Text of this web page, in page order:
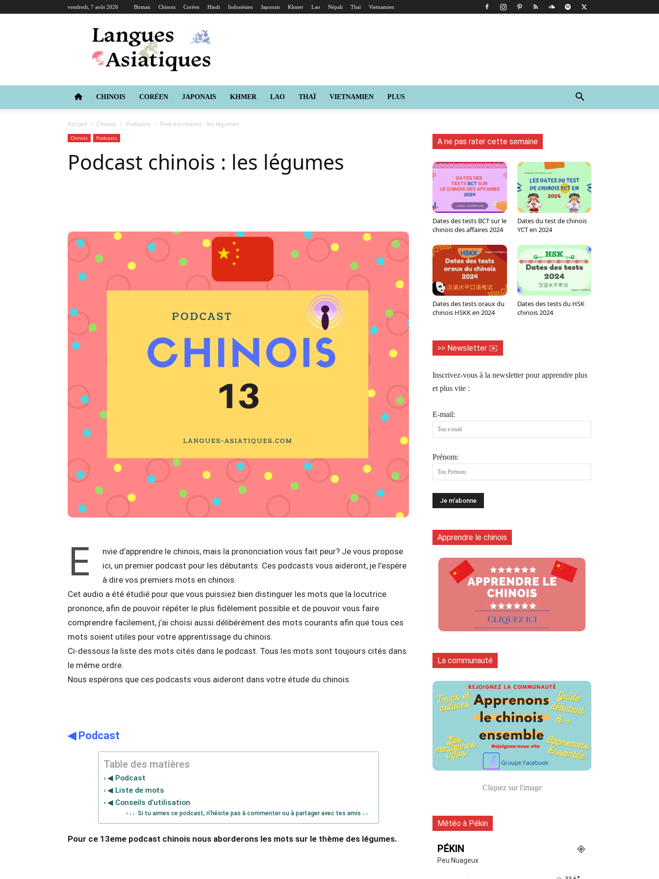
vendredi, 7 août 2026 Birman Chinois Coréen Hindi Indonésien Japonais Khmer Lao Népali Thaï Vietnamien
Langues
Asiatiques
CHINOIS CORÉEN JAPONAIS KHMER LAO THAÏ VIETNAMIEN PLUS
Accueil Chinois Podcasts Podcast chinois : les légumes
Chinois Podcasts
Podcast chinois : les légumes
Tumblr WhatsApp Viber
E
nvie d’apprendre le chinois, mais la prononciation vous fait peur? Je vous propose
ici, un premier podcast pour les débutants. Ces podcasts vous aideront, je l’espère
à dire vos premiers mots en chinois.
Cet audio a été étudié pour que vous puissiez bien distinguer les mots que la locutrice
prononce, afin de pouvoir répéter le plus fidèlement possible et de pouvoir vous faire
comprendre facilement, j’ai choisi aussi délibérément des mots courants afin que tous ces
mots soient utiles pour votre apprentissage du chinois.
Ci-dessous la liste des mots cités dans le podcast. Tous les mots sont toujours cités dans
le même ordre.
Nous espérons que ces podcasts vous aideront dans votre étude du chinois.
◀ Podcast
Table des matières
◀ Podcast
◀ Liste de mots
◀ Conseils d’utilisation
↓↓ Si tu aimes ce podcast, n’hésite pas à commenter ou à partager avec tes amis ↓↓
Pour ce 13eme podcast chinois nous aborderons les mots sur le thème des légumes.
A ne pas rater cette semaine
Dates des tests BCT sur le
chinois des affaires 2024
Dates du test de chinois
YCT en 2024
Dates des tests oraux du
chinois HSKK en 2024
Dates des tests du HSK
chinois 2024
>> Newsletter ✉️
Inscrivez-vous à la newsletter pour apprendre plus
et plus vite :
E-mail:
Prénom:
Apprendre le chinois
La communauté
Cliquez sur l'image
Météo à Pékin
PÉKIN
Peu Nuageux